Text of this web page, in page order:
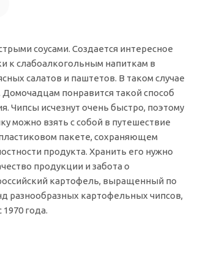
соусами. Создается интересное
к слабоалкогольным напиткам в
салатов и паштетов. В таком случае
понравится такой способ
Чипсы исчезнут очень быстро, поэтому
можно взять с собой в путешествие
пакете, сохраняющем
продукта. Хранить его нужно
продукции и забота о
картофель, выращенный по
разнообразных картофельных чипсов,
года.